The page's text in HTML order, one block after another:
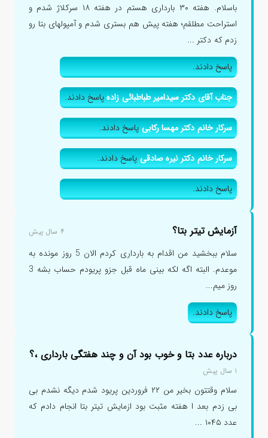
باسلام. هفته ۳۰ بارداری هستم در هفته ۱۸ سرکلاژ شدم و
استراحت مطلقم؛ هفته پیش هم بستری شدم و آمپولهای بتا رو
زدم که دکتر ...
پاسخ دادند.
جناب آقای دکتر سیدامیر طباطبائی زادهپاسخ دادند.
سرکار خانم دکتر مهسا رکابیپاسخ دادند.
سرکار خانم دکتر نیره صادقیپاسخ دادند.
پاسخ دادند.
آزمایش تیتر بتا؟ ۴ سال پیش
سلام ببخشید من اقدام به بارداری کردم الان 5 روز مونده به
موعدم. البته اگه لکه بینی ماه قبل جزو پریودم حساب بشه 3
روز میم...
پاسخ دادند.
درباره عدد بتا و خوب بود آن و چند هفتگی بارداری ،؟
۱ سال پیش
سلام وقتتون بخیر من ۲۲ فروردین پریود شدم دیگه نشدم بی
بی زدم بعد ا هفته مثبت بود ازمایش تیتر بتا انجام دادم که
عدد ۱۰۴۵ ...